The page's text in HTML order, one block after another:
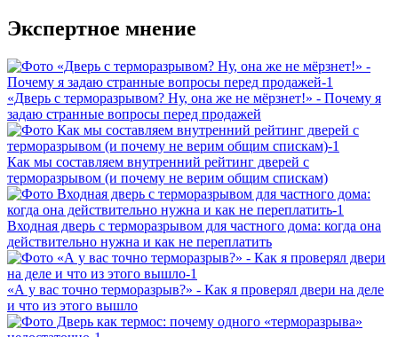
Экспертное мнение
«Дверь с терморазрывом? Ну, она же не мёрзнет!» - Почему я
задаю странные вопросы перед продажей
Как мы составляем внутренний рейтинг дверей с
терморазрывом (и почему не верим общим спискам)
Входная дверь с терморазрывом для частного дома: когда она
действительно нужна и как не переплатить
«А у вас точно терморазрыв?» - Как я проверял двери на деле
и что из этого вышло